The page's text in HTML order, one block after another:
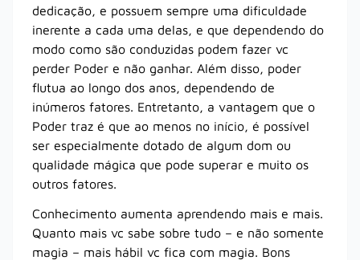
dedicação, e possuem sempre uma dificuldade
inerente a cada uma delas, e que dependendo do
modo como são conduzidas podem fazer vc
perder Poder e não ganhar. Além disso, poder
flutua ao longo dos anos, dependendo de
inúmeros fatores. Entretanto, a vantagem que o
Poder traz é que ao menos no início, é possível
ser especialmente dotado de algum dom ou
qualidade mágica que pode superar e muito os
outros fatores.
Conhecimento aumenta aprendendo mais e mais.
Quanto mais vc sabe sobre tudo – e não somente
magia – mais hábil vc fica com magia. Bons